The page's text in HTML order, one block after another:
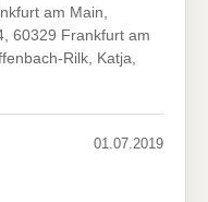
am Main,
60329 Frankfurt am
Rilk, Katja,
01.07.2019